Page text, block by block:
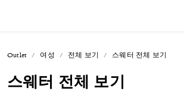
Outlet 여성 전체 보기 스웨터 전체 보기
스웨터 전체 보기